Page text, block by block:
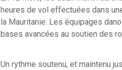
heures de vol effectuées dans
la Mauritanie. Les équipages
bases avancées au soutien des
Un rythme soutenu, et maintenu